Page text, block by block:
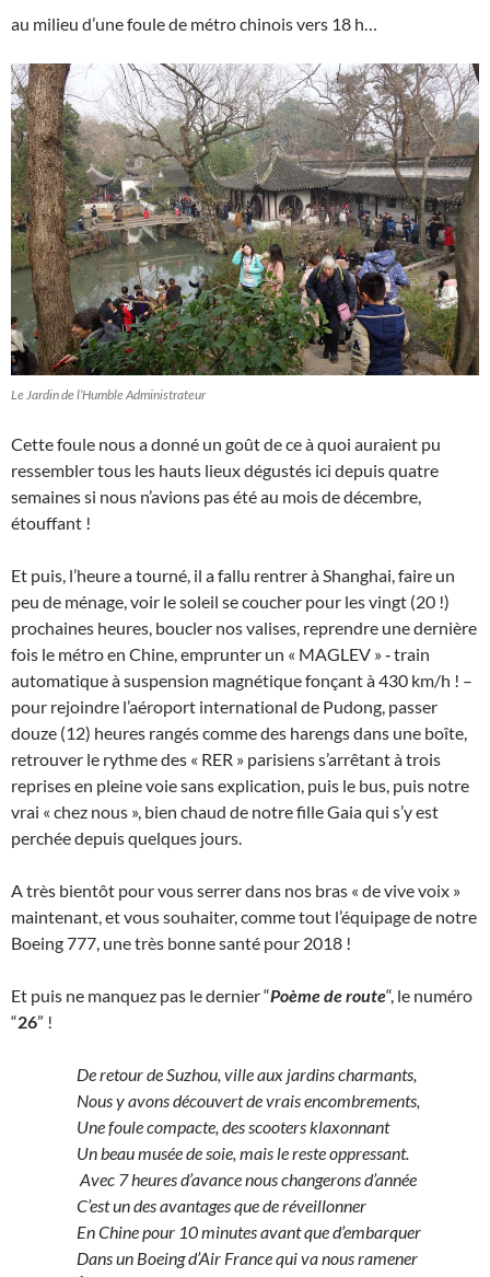
au milieu d’une foule de métro chinois vers 18 h…
Le Jardin de l’Humble Administrateur
Cette foule nous a donné un goût de ce à quoi auraient pu
ressembler tous les hauts lieux dégustés ici depuis quatre
semaines si nous n’avions pas été au mois de décembre,
étouffant !
Et puis, l’heure a tourné, il a fallu rentrer à Shanghai, faire un
peu de ménage, voir le soleil se coucher pour les vingt (20 !)
prochaines heures, boucler nos valises, reprendre une dernière
fois le métro en Chine, emprunter un « MAGLEV » ‑ train
automatique à suspension magnétique fonçant à 430 km/h ! –
pour rejoindre l’aéroport international de Pudong, passer
douze (12) heures rangés comme des harengs dans une boîte,
retrouver le rythme des « RER » parisiens s’arrêtant à trois
reprises en pleine voie sans explication, puis le bus, puis notre
vrai « chez nous », bien chaud de notre fille Gaia qui s’y est
perchée depuis quelques jours.
A très bientôt pour vous serrer dans nos bras « de vive voix »
maintenant, et vous souhaiter, comme tout l’équipage de notre
Boeing 777, une très bonne santé pour 2018 !
Et puis ne manquez pas le dernier “Poème de route“, le numéro
“26” !
De retour de Suzhou, ville aux jardins charmants,
Nous y avons découvert de vrais encombrements,
Une foule compacte, des scooters klaxonnant
Un beau musée de soie, mais le reste oppressant.
Avec 7 heures d’avance nous changerons d’année
C’est un des avantages que de réveillonner
En Chine pour 10 minutes avant que d’embarquer
Dans un Boeing d’Air France qui va nous ramener